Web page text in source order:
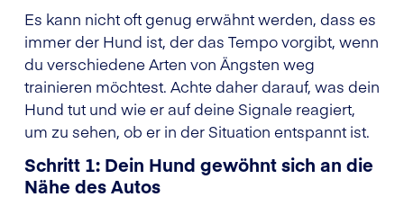
Es kann nicht oft genug erwähnt werden, dass es
immer der Hund ist, der das Tempo vorgibt, wenn
du verschiedene Arten von Ängsten weg
trainieren möchtest. Achte daher darauf, was dein
Hund tut und wie er auf deine Signale reagiert,
um zu sehen, ob er in der Situation entspannt ist.
Schritt 1: Dein Hund gewöhnt sich an die
Nähe des Autos